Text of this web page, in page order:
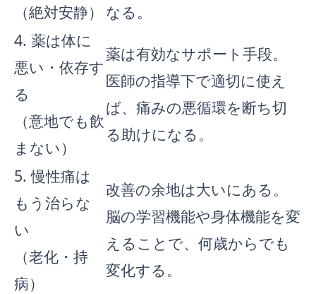
（絶対安静）
なる。
4. 薬は体に
悪い・依存す
る
（意地でも飲
まない）
薬は有効なサポート手段。
医師の指導下で適切に使え
ば、痛みの悪循環を断ち切
る助けになる。
5. 慢性痛は
もう治らな
い
（老化・持
病）
改善の余地は大いにある。
脳の学習機能や身体機能を変
えることで、何歳からでも
変化する。